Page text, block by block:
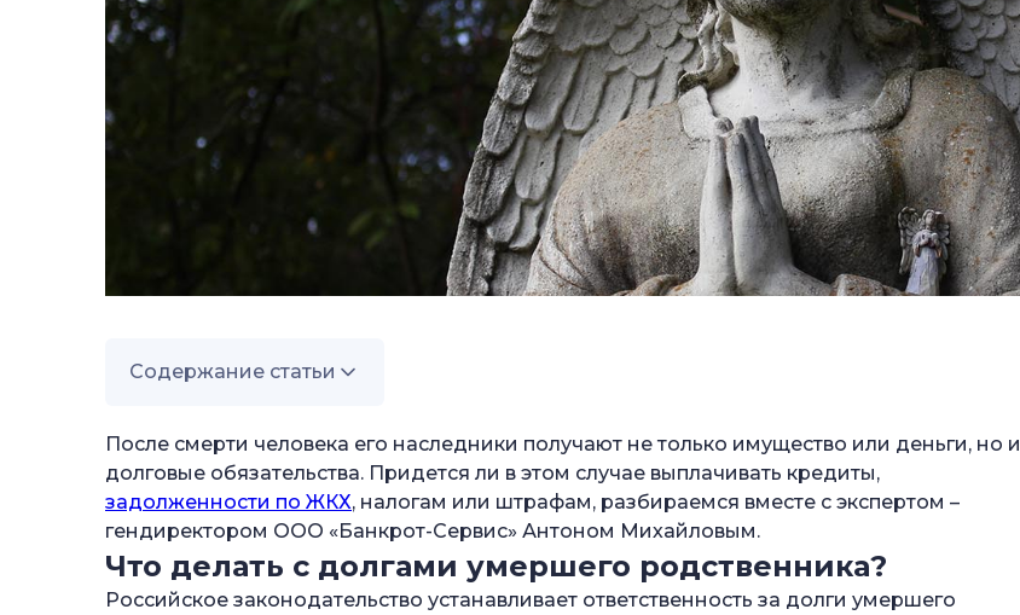
Содержание статьи
—
—Кредиты и ипотека
—Алименты
—Долги по ЖКХ
—Задолженности по налогам и штрафам
После смерти человека его наследники получают не только имущество или деньги, но и
долговые обязательства. Придется ли в этом случае выплачивать кредиты,
задолженности по ЖКХ, налогам или штрафам, разбираемся вместе с экспертом –
гендиректором ООО «Банкрот-Сервис» Антоном Михайловым.
Что делать с долгами умершего родственника?
Российское законодательство устанавливает ответственность за долги умершего